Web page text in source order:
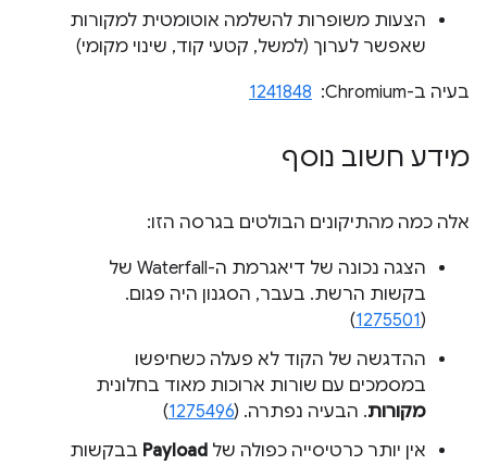
הצעות משופרות להשלמה אוטומטית למקורות
שאפשר לערוך (למשל, קטעי קוד, שינוי מקומי)
בעיה ב-Chromium: ‏ 1241848
מידע חשוב נוסף
אלה כמה מהתיקונים הבולטים בגרסה הזו:
הצגה נכונה של דיאגרמת ה-Waterfall של
בקשות הרשת. בעבר, הסגנון היה פגום.
(
1275501
)
ההדגשה של הקוד לא פעלה כשחיפשו
במסמכים עם שורות ארוכות מאוד בחלונית
מקורות. הבעיה נפתרה. (1275496
)
אין יותר כרטיסייה כפולה של Payload בבקשות